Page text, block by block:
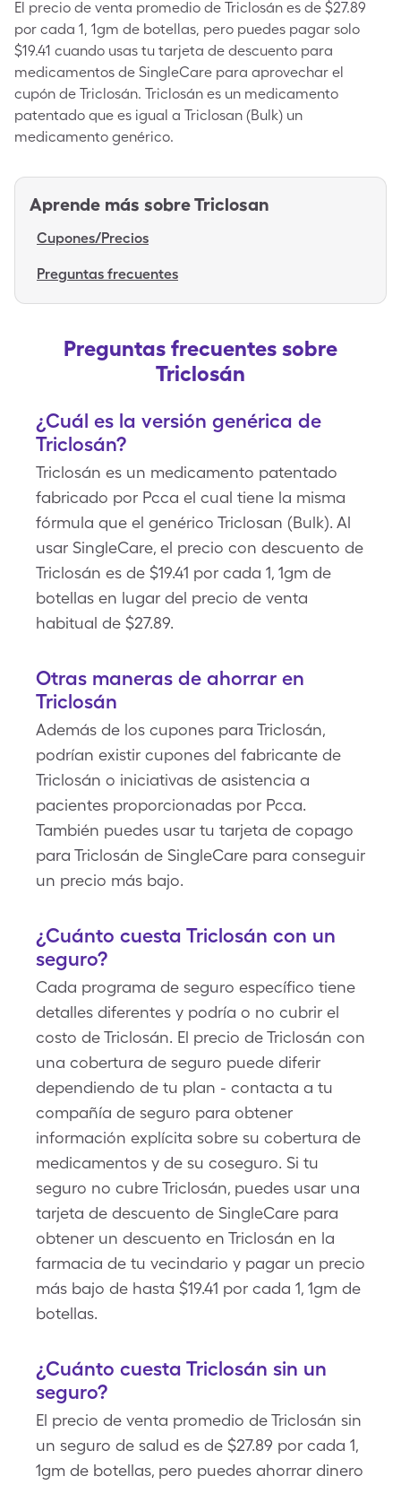
El precio de venta promedio de Triclosán es de $27.89
por cada 1, 1gm de botellas, pero puedes pagar solo
$19.41 cuando usas tu tarjeta de descuento para
medicamentos de SingleCare para aprovechar el
cupón de Triclosán. Triclosán es un medicamento
patentado que es igual a Triclosan (Bulk) un
medicamento genérico.
Aprende más sobreTriclosan
Cupones/Precios
Preguntas frecuentes
Preguntas frecuentes sobre
Triclosán
¿Cuál es la versión genérica de
Triclosán?
Triclosán es un medicamento patentado
fabricado por Pcca el cual tiene la misma
fórmula que el genérico Triclosan (Bulk). Al
usar SingleCare, el precio con descuento de
Triclosán es de $19.41 por cada 1, 1gm de
botellas en lugar del precio de venta
habitual de $27.89.
Otras maneras de ahorrar en
Triclosán
Además de los cupones para Triclosán,
podrían existir cupones del fabricante de
Triclosán o iniciativas de asistencia a
pacientes proporcionadas por Pcca.
También puedes usar tu tarjeta de copago
para Triclosán de SingleCare para conseguir
un precio más bajo.
¿Cuánto cuesta Triclosán con un
seguro?
Cada programa de seguro específico tiene
detalles diferentes y podría o no cubrir el
costo de Triclosán. El precio de Triclosán con
una cobertura de seguro puede diferir
dependiendo de tu plan - contacta a tu
compañía de seguro para obtener
información explícita sobre su cobertura de
medicamentos y de su coseguro. Si tu
seguro no cubre Triclosán, puedes usar una
tarjeta de descuento de SingleCare para
obtener un descuento en Triclosán en la
farmacia de tu vecindario y pagar un precio
más bajo de hasta $19.41 por cada 1, 1gm de
botellas.
¿Cuánto cuesta Triclosán sin un
seguro?
El precio de venta promedio de Triclosán sin
un seguro de salud es de $27.89 por cada 1,
1gm de botellas, pero puedes ahorrar dinero